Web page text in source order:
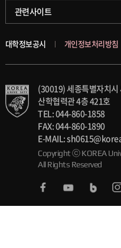
공공정책대학
스마트도시학부
창업경영대학원
융합과학대학원
가속기과학과(일반대학원)
학술정보팀
국제교류교육원
대학일자리플러스센터
세종학생상담센터
세종창업교육센터
세종창업혁신센터
관련사이트
KUPID
블랙보드
의료원
발전기금
인재양성통합관리시스템
교수소개
대학정보공시 개인정보처리방침
(30019) 세종특별자치
산학협력관 4층 421호
TEL: 044-860-1858
FAX: 044-860-1890
E-MAIL:
Copyright ⓒ KOREA
All Rights Reserved